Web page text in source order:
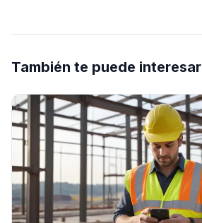
También te puede interesar